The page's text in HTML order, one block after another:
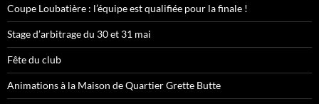
Coupe Loubatière : l’équipe est qualifiée pour la finale !
Stage d’arbitrage du 30 et 31 mai
Fête du club
Animations à la Maison de Quartier Grette Butte